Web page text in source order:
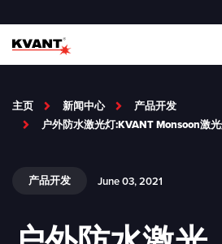
主页 新闻中心
产品开发
户外防水激光灯:KVANT Monsoon激
产品开发 June 03, 2021